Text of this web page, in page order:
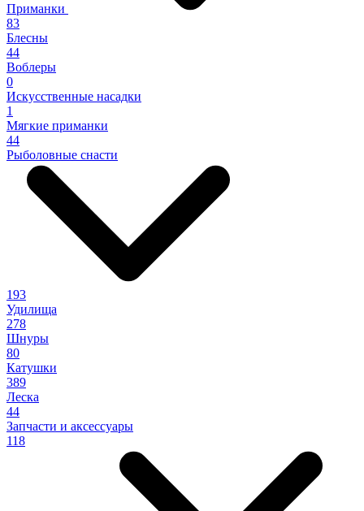
Приманки
83
Блесны
44
Воблеры
0
Искусственные насадки
1
Мягкие приманки
44
Рыболовные снасти
193
Удилища
278
Шнуры
80
Катушки
389
Леска
44
Запчасти и аксессуары
118